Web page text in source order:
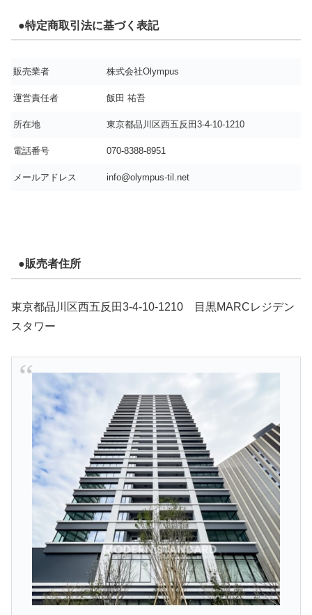
●特定商取引法に基づく表記
販売業者 株式会社Olympus
運営責任者 飯田 祐吾
所在地 東京都品川区西五反田3-4-10-1210
電話番号 070-8388-8951
メールアドレス info@olympus-til.net
●販売者住所
東京都品川区西五反田3-4-10-1210 目黒MARCレジデン
スタワー